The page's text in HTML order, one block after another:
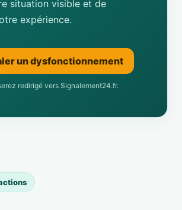
situation visible et de
expérience.
un dysfonctionnement
redirigé vers Signalement24.fr.